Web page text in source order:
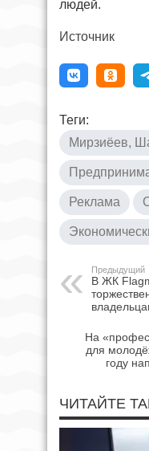
людей.
Источник
Теги:
Мирзиёев,
Реклама
Предыдущий
В ЖК
На
для
году
ЧИТАЙТЕ